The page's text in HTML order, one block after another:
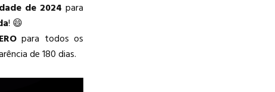
de 2024 para
! 😄
para todos os
de 180 dias.